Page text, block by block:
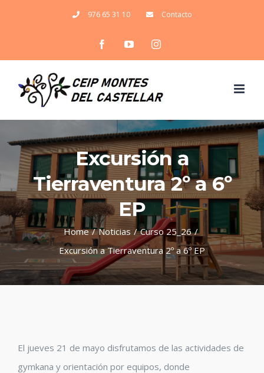
976 65 31 10 Contacto
FacebookYouTubeInstagram
Excursión a
Tierraventura 2º a 6º
EP
Home / Noticias / Curso 25_26 /
Excursión a Tierraventura 2º a 6º EP
El jueves 21 de mayo disfrutamos de las actividades de
gymkana y orientación por equipos, donde